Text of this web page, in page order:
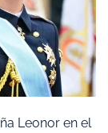
Leonor en el